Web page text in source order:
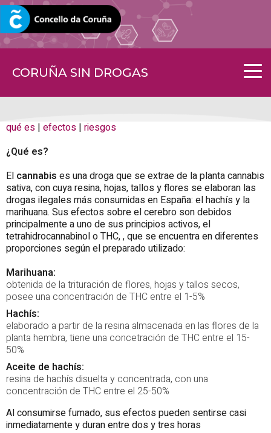
CORUÑA SIN DROGAS
CORUNA.GAL
qué es | efectos | riesgos
¿Qué es?
El cannabis es una droga que se extrae de la planta cannabis
sativa, con cuya resina, hojas, tallos y flores se elaboran las
drogas ilegales más consumidas en España: el hachís y la
marihuana. Sus efectos sobre el cerebro son debidos
principalmente a uno de sus principios activos, el
tetrahidrocannabinol o THC, , que se encuentra en diferentes
proporciones según el preparado utilizado:
Marihuana:
obtenida de la trituración de flores, hojas y tallos secos,
posee una concentración de THC entre el 1-5%
Hachís:
elaborado a partir de la resina almacenada en las flores de la
planta hembra, tiene una concetración de THC entre el 15-
50%
Aceite de hachís:
resina de hachís disuelta y concentrada, con una
concentración de THC entre el 25-50%
Al consumirse fumado, sus efectos pueden sentirse casi
inmediatamente y duran entre dos y tres horas